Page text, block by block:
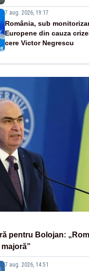
7 aug. 2026, 19:17
România, sub
Europene din cauza
cere Victor Negrescu
pentru Bolojan:
7 aug. 2026, 14:51